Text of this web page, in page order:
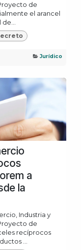
de
el arancel
Jurídico
a
la
Industria y
de
recíprocos
...